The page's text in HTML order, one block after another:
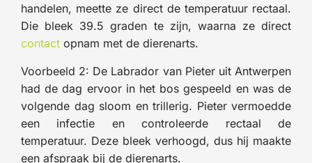
handelen, meette ze direct de temperatuur rectaal.
Die bleek 39.5 graden te zijn, waarna ze direct
contact opnam met de dierenarts.
Voorbeeld 2: De Labrador van Pieter uit Antwerpen
had de dag ervoor in het bos gespeeld en was de
volgende dag sloom en trillerig. Pieter vermoedde
een infectie en controleerde rectaal de
temperatuur. Deze bleek verhoogd, dus hij maakte
een afspraak bij de dierenarts.